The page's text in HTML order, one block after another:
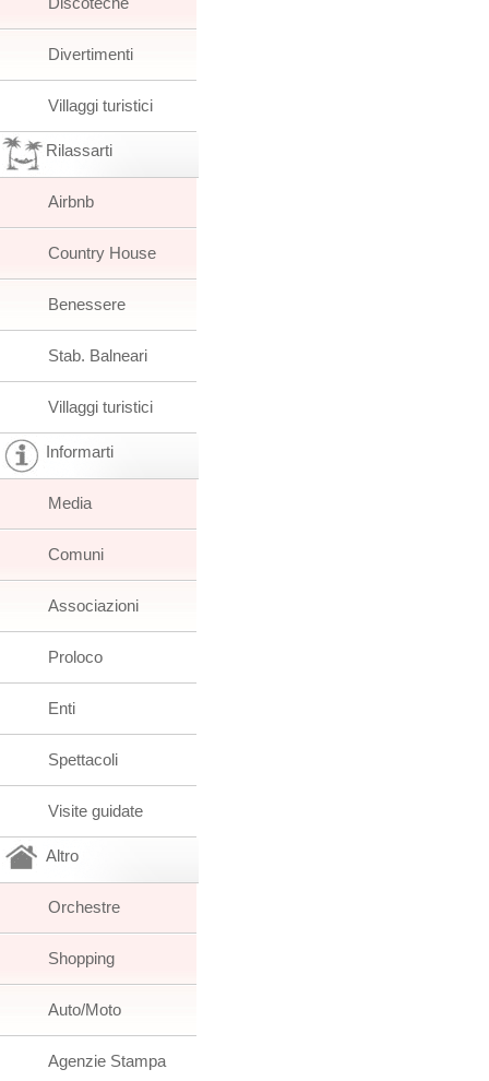
Divertimenti
Villaggi turistici
Rilassarti
Airbnb
Country House
Benessere
Stab. Balneari
Villaggi turistici
Informarti
Media
Comuni
Associazioni
Proloco
Enti
Spettacoli
Visite guidate
Altro
Orchestre
Shopping
Auto/Moto
Agenzie Stampa